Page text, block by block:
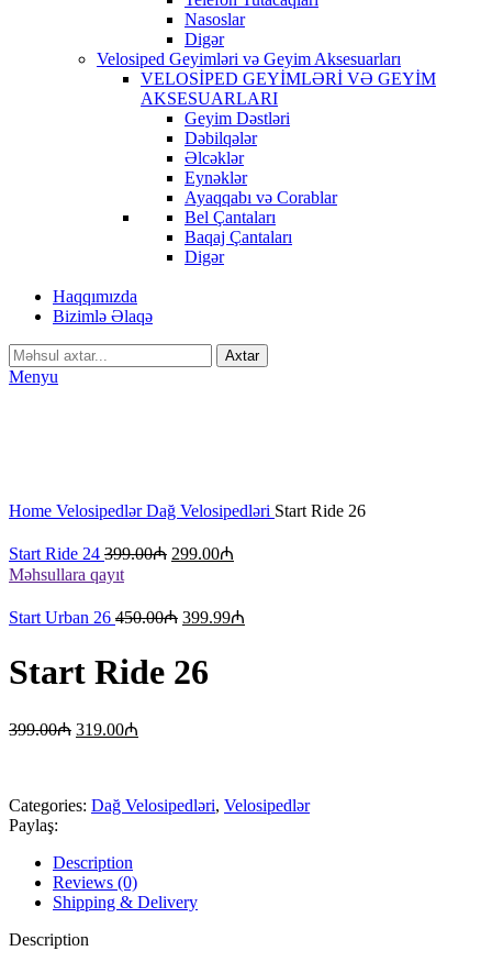
Nasoslar
Digər
Velosiped Geyimləri və Geyim Aksesuarları
VELOSİPED GEYİMLƏRİ VƏ GEYİM
AKSESUARLARI
Geyim Dəstləri
Dəbilqələr
Əlcəklər
Eynəklər
Ayaqqabı və Corablar
Bel Çantaları
Baqaj Çantaları
Digər
Haqqımızda
Bizimlə Əlaqə
Axtar
Menyu
Home VelosipedlərDağ Velosipedləri Start Ride 26
Start Ride 24 399.00₼ 299.00₼
Məhsullara qayıt
Start Urban 26 450.00₼ 399.99₼
Start Ride 26
399.00₼ 319.00₼
Categories: Dağ Velosipedləri, Velosipedlər
Paylaş:
Description
Reviews (0)
Shipping & Delivery
Description